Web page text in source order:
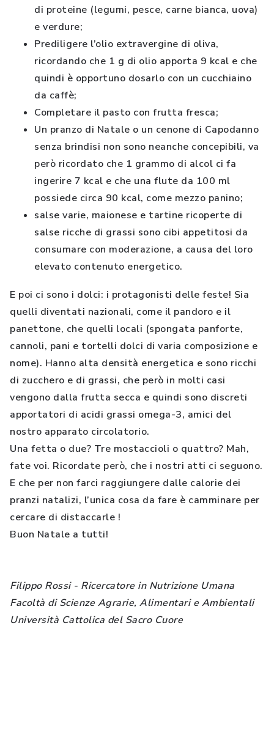
di proteine (legumi, pesce, carne bianca, uova)
e verdure;
Prediligere l’olio extravergine di oliva,
ricordando che 1 g di olio apporta 9 kcal e che
quindi è opportuno dosarlo con un cucchiaino
da caffè;
Completare il pasto con frutta fresca;
Un pranzo di Natale o un cenone di Capodanno
senza brindisi non sono neanche concepibili, va
però ricordato che 1 grammo di alcol ci fa
ingerire 7 kcal e che una flute da 100 ml
possiede circa 90 kcal, come mezzo panino;
salse varie, maionese e tartine ricoperte di
salse ricche di grassi sono cibi appetitosi da
consumare con moderazione, a causa del loro
elevato contenuto energetico.
E poi ci sono i dolci: i protagonisti delle feste! Sia
quelli diventati nazionali, come il pandoro e il
panettone, che quelli locali (spongata panforte,
cannoli, pani e tortelli dolci di varia composizione e
nome). Hanno alta densità energetica e sono ricchi
di zucchero e di grassi, che però in molti casi
vengono dalla frutta secca e quindi sono discreti
apportatori di acidi grassi omega-3, amici del
nostro apparato circolatorio.
Una fetta o due? Tre mostaccioli o quattro? Mah,
fate voi. Ricordate però, che i nostri atti ci seguono.
E che per non farci raggiungere dalle calorie dei
pranzi natalizi, l’unica cosa da fare è camminare per
cercare di distaccarle !
Buon Natale a tutti!
Filippo Rossi - Ricercatore in Nutrizione Umana
Facoltà di Scienze Agrarie, Alimentari e Ambientali
Università Cattolica del Sacro Cuore